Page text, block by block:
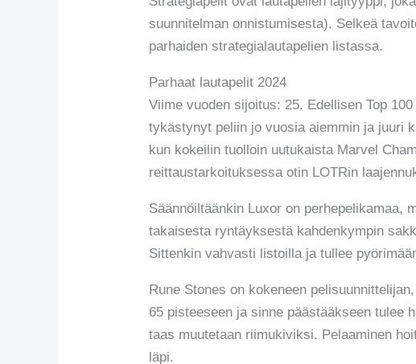
suunnitelman onnistumisesta). Selkeä
parhaiden strategialautapelien listassa.
Parhaat lautapelit 2024
Viime vuoden sijoitus: 25. Edellisen Top
tykästynyt peliin jo vuosia aiemmin ja juuri
kun kokeilin tuolloin uutukaista Marvel
reittaustarkoituksessa otin LOTRin
Säännöiltäänkin Luxor on perhepelikamaa,
takaisesta ryntäyksestä kahdenkympin
Sittenkin vahvasti listoilla ja tullee
Rune Stones on kokeneen
65 pisteeseen ja sinne päästääkseen tulee
taas muutetaan riimukiviksi. Pelaaminen
läpi.